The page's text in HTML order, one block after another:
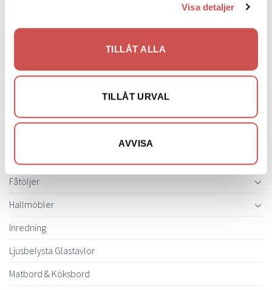
Visa detaljer
TILLÅT ALLA
TILLÅT URVAL
AVVISA
Belysning
Byråer
Bänkar & Pallar
Fåtöljer
Hallmöbler
Inredning
Ljusbelysta Glastavlor
Matbord & Köksbord